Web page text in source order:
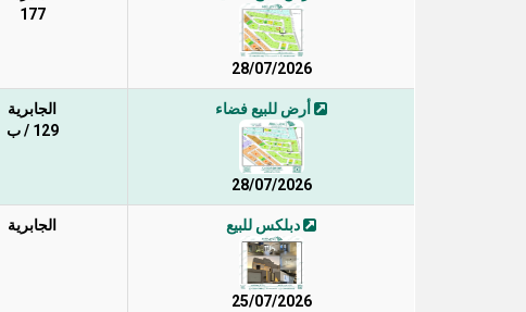
28/07/2026
177
أرض للبيع فضاء
28/07/2026
الجابرية
129 / ب
دبلكس للبيع
25/07/2026
الجابرية